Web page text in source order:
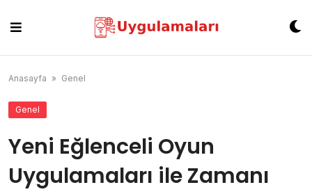
content
Anasayfa » Genel
Genel
Yeni Eğlenceli Oyun
Uygulamaları ile Zamanı